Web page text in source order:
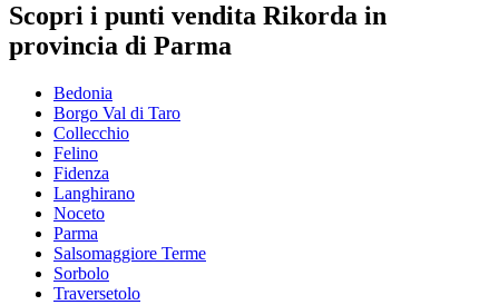
Scopri i punti vendita Rikorda in
provincia di Parma
Bedonia
Borgo Val di Taro
Collecchio
Felino
Fidenza
Langhirano
Noceto
Parma
Salsomaggiore Terme
Sorbolo
Traversetolo